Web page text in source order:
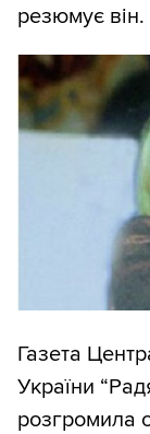
резюмує він.
Газета
України
розгромила